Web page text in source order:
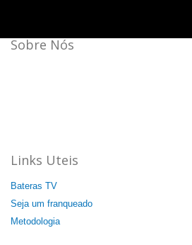
Sobre Nós
Links Uteis
Bateras TV
Seja um franqueado
Metodologia